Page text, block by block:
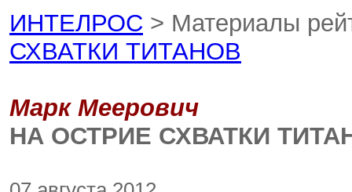
ИНТЕЛРОС > Материалы
СХВАТКИ ТИТАНОВ
Марк Меерович
НА ОСТРИЕ СХВАТКИ